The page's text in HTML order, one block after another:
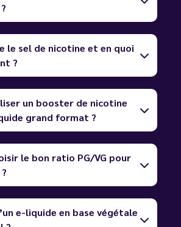
le sel de nicotine et en quoi
?
un booster de nicotine
grand format ?
le bon ratio PG/VG pour
e-liquide en base végétale